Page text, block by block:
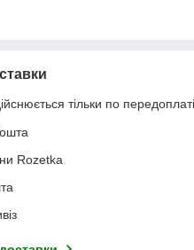
тільки по передоплаті.
Rozetka